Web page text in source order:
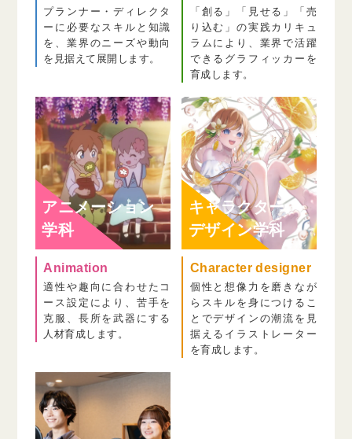
プランナー・ディレクタ
ーに必要なスキルと知識
を、業界のニーズや動向
を見据えて展開します。
「創る」「見せる」「売
り込む」の実践カリキュ
ラムにより、業界で活躍
できるグラフィッカーを
育成します。
アニメーション
学科
Animation
適性や趣向に合わせたコ
ース設定により、苦手を
克服、長所を武器にする
人材育成します。
キャラクター
デザイン学科
Character designer
個性と想像力を磨きなが
らスキルを身につけるこ
とでデザインの潮流を見
据えるイラストレーター
を育成します。